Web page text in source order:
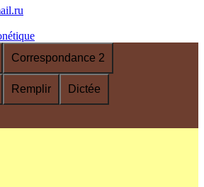
Correspondance 2
Remplir Dictée